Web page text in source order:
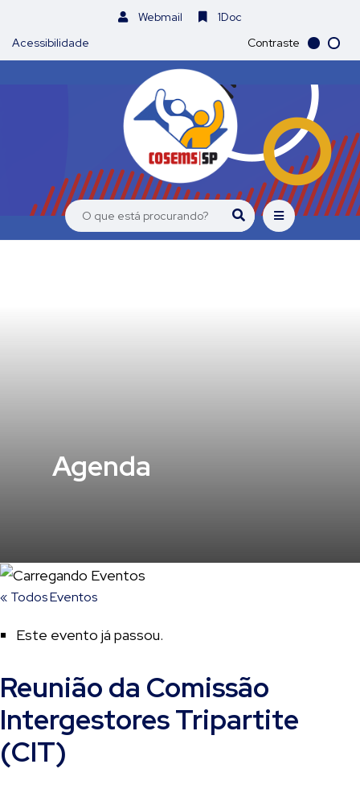
Webmail
1Doc
Acessibilidade
Contraste
Agenda
« Todos Eventos
Este evento já passou.
Reunião da Comissão
Intergestores Tripartite
(CIT)